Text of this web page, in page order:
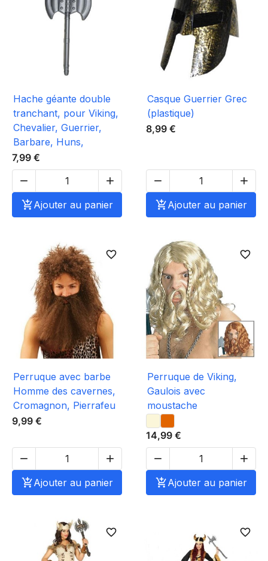
Hache géante double
tranchant, pour Viking,
Chevalier, Guerrier,
Barbare, Huns,
7,99 €


Ajouter au panier
Casque Guerrier Grec
(plastique)
8,99 €


Ajouter au panier
favorite_border
Perruque avec barbe
Homme des cavernes,
Cromagnon, Pierrafeu
9,99 €


Ajouter au panier
favorite_border
Perruque de Viking,
Gaulois avec
moustache
14,99 €


Ajouter au panier
favorite_border favorite_border